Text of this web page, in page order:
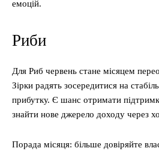
емоцій.
Риби
Для Риб червень стане місяцем
Зірки радять зосередитися на
прибутку. Є шанс отримати
знайти нове джерело доходу через
Порада місяця: більше довіряйте